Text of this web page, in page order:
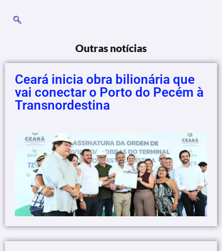
Outras notícias
Ceará inicia obra bilionária que
vai conectar o Porto do Pecém à
Transnordestina